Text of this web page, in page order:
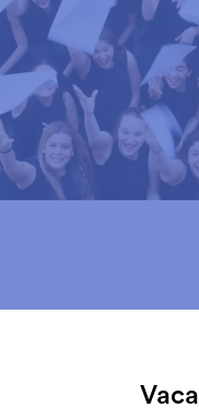
fa referència el
que han passat
projecte vinculat a
comunitari tant